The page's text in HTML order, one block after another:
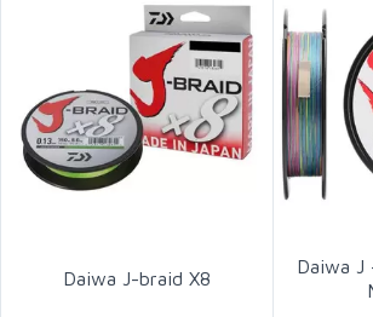
Daiwa J-braid X8
Daiwa J